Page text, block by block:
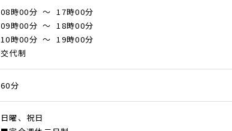
08時00分 ～ 17時00分
09時00分 ～ 18時00分
10時00分 ～ 19時00分
交代制
60分
日曜、祝日